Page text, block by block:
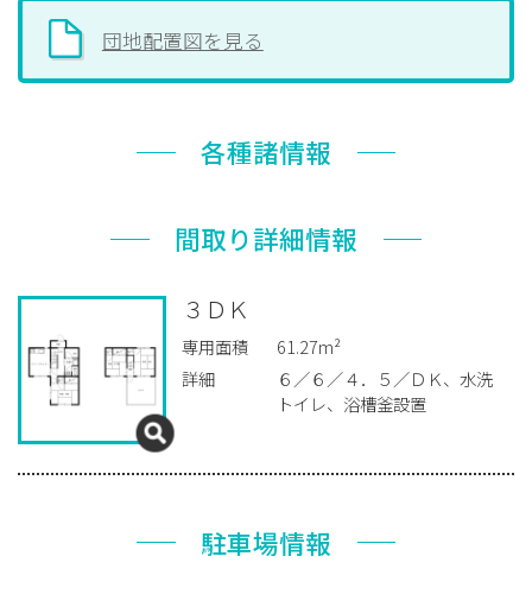
団地配置図を見る
各種諸情報
間取り詳細情報
３ＤＫ
専用面積
61.27m²
詳細
６／６／４．５／ＤＫ、水洗
トイレ、浴槽釜設置
駐車場情報